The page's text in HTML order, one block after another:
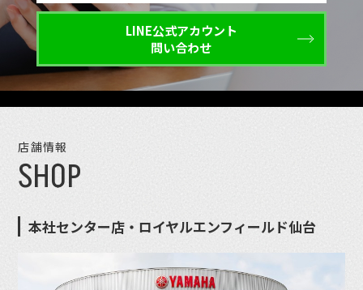
LINE公式アカウント
問い合わせ
店舗情報
SHOP
本社センター店・ロイヤルエンフィールド仙台